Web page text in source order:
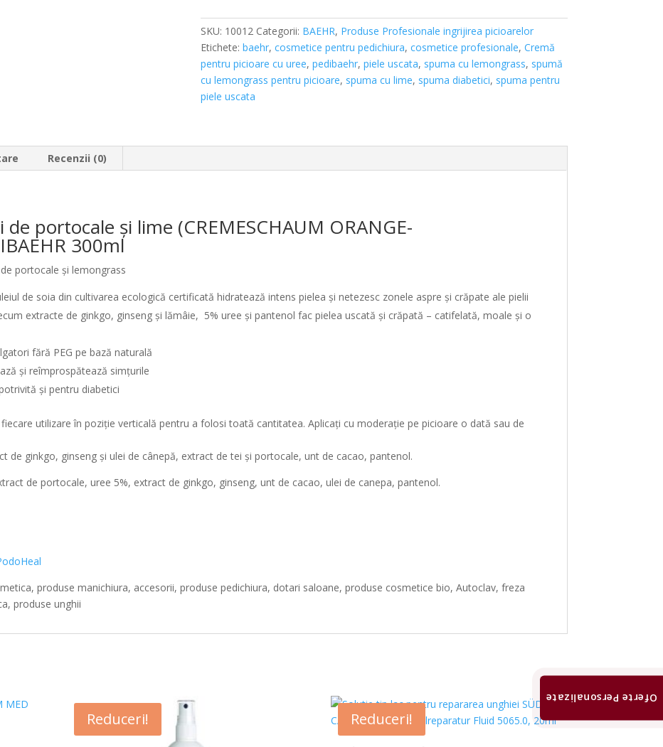
și
lime
(CREMESCHAUM
300ml
SKU: 10012 Categorii: BAEHR, Produse Profesionale ingrijirea picioarelor
Etichete: baehr, cosmetice pentru pedichiura, cosmetice profesionale, Cremă
pentru picioare cu uree, pedibaehr, piele uscata, spuma cu lemongrass, spumă
cu lemongrass pentru picioare, spuma cu lime, spuma diabetici, spuma pentru
piele uscata
Recenzii (0)
portocale și lime (CREMESCHAUM ORANGE-
300ml
portocale și lemongrass
de soia din cultivarea ecologică certificată hidratează intens pielea și netezesc zonele aspre și crăpate ale pielii
extracte de ginkgo, ginseng și lămâie, 5% uree și pantenol fac pielea uscată și crăpată – catifelată, moale și o
fără PEG pe bază naturală
și reîmprospătează simțurile
și pentru diabetici
utilizare în poziţie verticală pentru a folosi toată cantitatea. Aplicați cu moderație pe picioare o dată sau de
de ginkgo, ginseng și ulei de cânepă, extract de tei şi portocale, unt de cacao, pantenol.
de portocale, uree 5%, extract de ginkgo, ginseng, unt de cacao, ulei de canepa, pantenol.
Reduceri! Reduceri!
Oferte Personalizate